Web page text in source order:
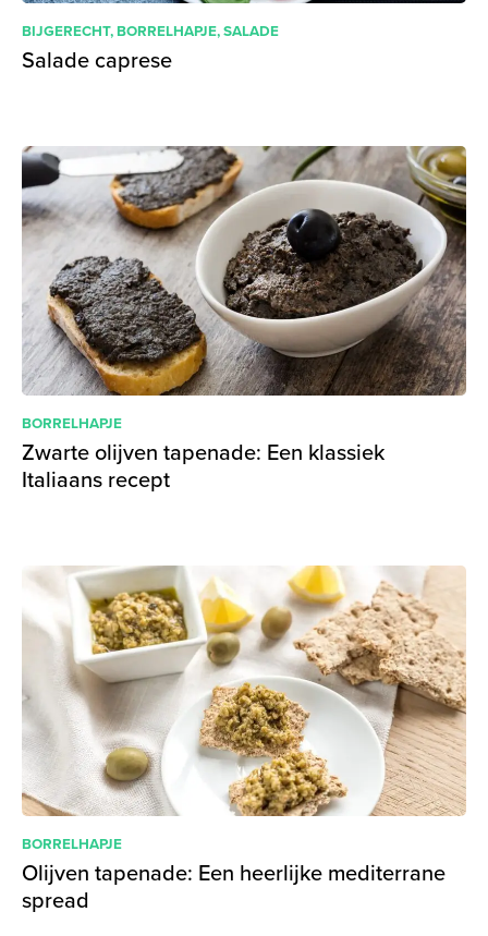
BIJGERECHT,BORRELHAPJE,SALADE
Salade caprese
BORRELHAPJE
Zwarte olijven tapenade: Een klassiek
Italiaans recept
BORRELHAPJE
Olijven tapenade: Een heerlijke mediterrane
spread